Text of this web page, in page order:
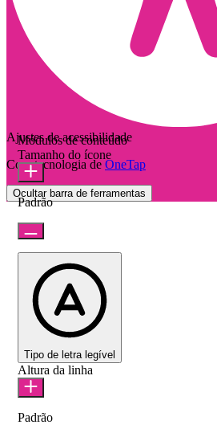
Ajustes de acessibilidade
Com tecnologia de OneTap
Ocultar barra de ferramentas
Módulos de conteúdo
Tamanho do ícone
Padrão
Tipo de letra legível
Altura da linha
Padrão